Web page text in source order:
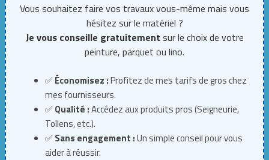
Vous souhaitez faire vos travaux vous-même mais vous
hésitez sur le matériel ?
Je vous conseille gratuitement sur le choix de votre
peinture, parquet ou lino.
✅Économisez :Profitez de mes tarifs de gros chez
mes fournisseurs.
✅Qualité :Accédez aux produits pros (Seigneurie,
Tollens, etc.).
✅Sans engagement :Un simple conseil pour vous
aider à réussir.